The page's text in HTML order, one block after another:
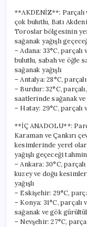
**AKDENİZ**:
çok bulutlu, Batı
Toroslar bölgesinin
sağanak yağışlı
– Adana: 33°C,
bulutlu, sabah ve öğle
sağanak yağışlı
– Antalya: 28°C,
– Burdur: 32°C,
saatlerinde sağanak ve
– Hatay: 29°C, parçalı
**İÇ ANADOLU**:
Karaman ve Çankırı
kesimlerinde yerel
yağışlı geçeceği
– Ankara: 30°C,
kuzey ve doğu
yağışlı
– Eskişehir: 29°C,
– Konya: 31°C,
sağanak ve gök
– Nevşehir: 27°C,